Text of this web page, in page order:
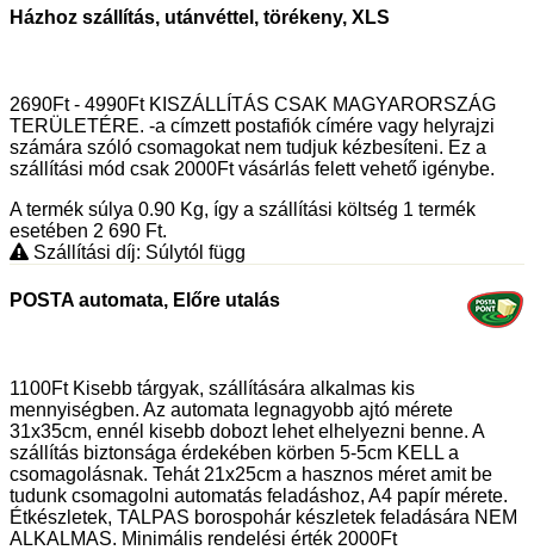
Házhoz szállítás, utánvéttel, törékeny, XLS
2690Ft - 4990Ft KISZÁLLÍTÁS CSAK MAGYARORSZÁG
TERÜLETÉRE. -a címzett postafiók címére vagy helyrajzi
számára szóló csomagokat nem tudjuk kézbesíteni. Ez a
szállítási mód csak 2000Ft vásárlás felett vehető igénybe.
A termék súlya 0.90 Kg, így a szállítási költség 1 termék
esetében 2 690 Ft.
Szállítási díj: Súlytól függ
POSTA automata, Előre utalás
1100Ft Kisebb tárgyak, szállítására alkalmas kis
mennyiségben. Az automata legnagyobb ajtó mérete
31x35cm, ennél kisebb dobozt lehet elhelyezni benne. A
szállítás biztonsága érdekében körben 5-5cm KELL a
csomagolásnak. Tehát 21x25cm a hasznos méret amit be
tudunk csomagolni automatás feladáshoz, A4 papír mérete.
Étkészletek, TALPAS borospohár készletek feladására NEM
ALKALMAS. Minimális rendelési érték 2000Ft